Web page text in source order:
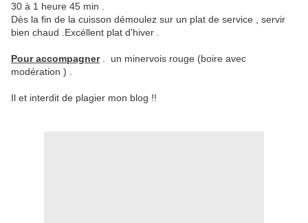
30 à 1 heure 45 min .
Dès la fin de la cuisson démoulez sur un plat de service , servir
bien chaud .Excéllent plat d'hiver .
Pour accompagner. un minervois rouge (boire avec
modération ) .
Il et interdit de plagier mon blog !!